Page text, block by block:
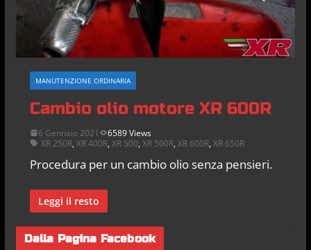
MANUTENZIONE ORDINARIA
Cambio olio motore XR 600R
6 Gennaio 2021
6589 Views
XR 250R, XR 400R, XR 500, XR 500R, XR 600R, XR 650R
Procedura per un cambio olio senza pensieri.
Leggi il resto
Dalla Pagina Facebook